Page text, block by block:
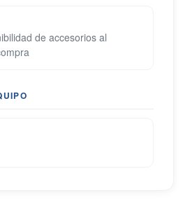
de accesorios al